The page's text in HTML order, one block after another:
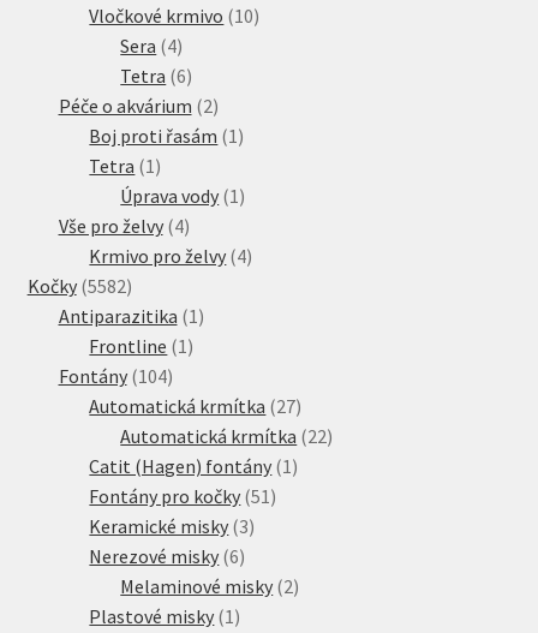
Vločkové krmivo 1010
Sera 44
produkty
Tetra 66
produktů
Péče o akvárium 22
produkty
Boj proti řasám 1 1
Tetra 1 1
produkt
Úprava vody 1 1
Vše pro želvy 44
produkty
Krmivo pro želvy 44
Kočky 55825582
produktů
Antiparazitika 1 1
Frontline 1 1
Fontány 104104
produktů
Automatická krmítka 2727
produktů
Automatická krmítka 2222
Catit (Hagen) fontány 1 1
Fontány pro kočky 51 51
Keramické misky 33
Nerezové misky 66
produktů
Melaminové misky 22
Plastové misky 1 1